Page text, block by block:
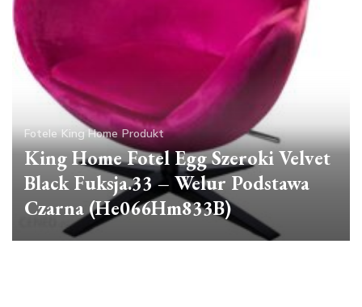
Fotele King Home Produkt
King Home Fotel Egg Szeroki Velvet
Black Fuksja.33 – Welur Podstawa
Czarna (He066Hm833B)